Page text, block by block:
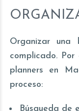
Organizar
complicado.
planners en
proceso:
Búsqueda de